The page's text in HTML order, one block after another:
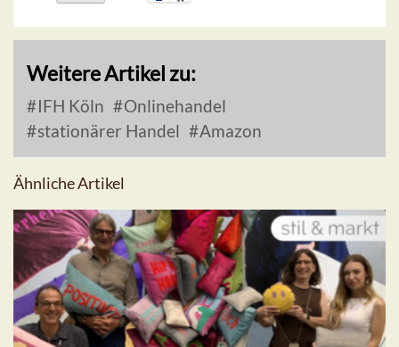
Weitere Artikel zu:
IFH Köln
Onlinehandel
stationärer Handel
Amazon
Ähnliche Artikel